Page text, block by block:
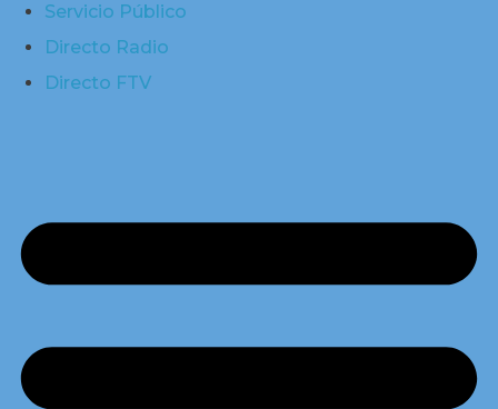
Servicio Público
Directo Radio
Directo FTV